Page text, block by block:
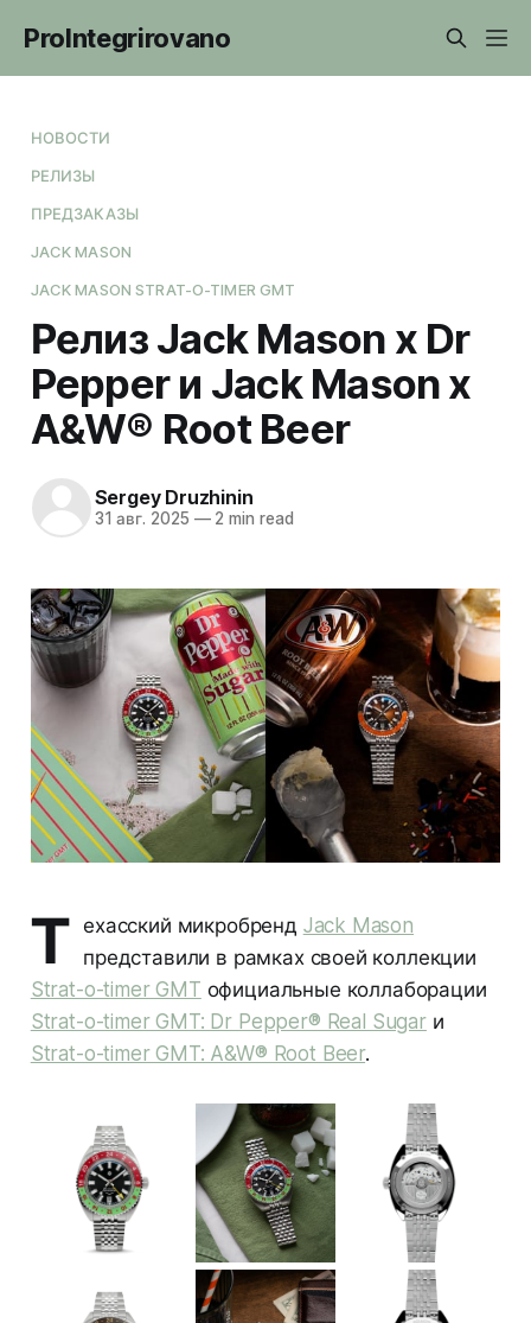
ProIntegrirovano
НОВОСТИ
РЕЛИЗЫ
ПРЕДЗАКАЗЫ
JACK MASON
JACK MASON STRAT-O-TIMER GMT
Релиз Jack Mason x Dr
Pepper и Jack Mason x
A&W® Root Beer
Sergey Druzhinin
31 авг. 2025 —2 min read
Т ехасский микробренд Jack Mason
представили в рамках своей коллекции
Strat-o-timer GMT официальные коллаборации
Strat-o-timer GMT: Dr Pepper® Real Sugarи
Strat-o-timer GMT: A&W® Root Beer.